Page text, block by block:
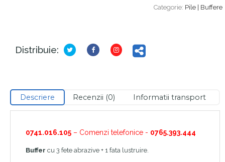
Categorie: Pile | Buffere
Distribuie:
Descriere Recenzii (0) Informatii transport
0741.016.105 – Comenzi telefonice - 0765.393.444
Buffer cu 3 fete abrazive + 1 fata lustruire.